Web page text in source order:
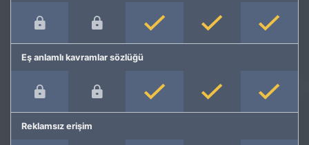
Eş anlamlı kavramlar sözlüğü
Reklamsız erişim